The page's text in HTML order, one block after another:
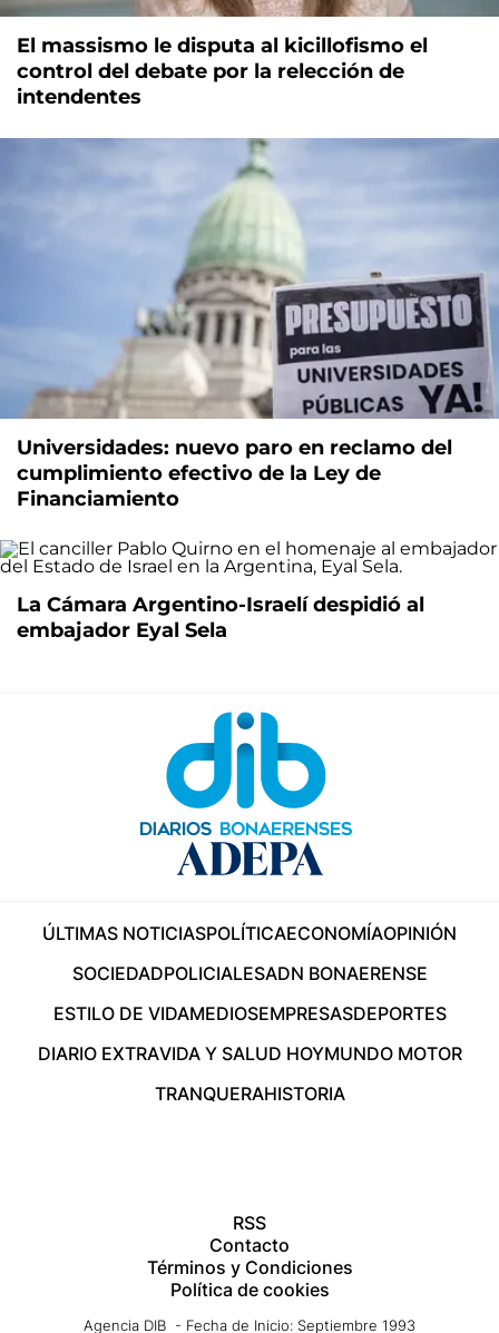
El massismo le disputa al kicillofismo el
control del debate por la relección de
intendentes
Universidades: nuevo paro en reclamo del
cumplimiento efectivo de la Ley de
Financiamiento
La Cámara Argentino-Israelí despidió al
embajador Eyal Sela
ÚLTIMAS NOTICIASPOLÍTICAECONOMÍAOPINIÓN
SOCIEDADPOLICIALESADN BONAERENSE
ESTILO DE VIDAMEDIOSEMPRESASDEPORTES
DIARIO EXTRAVIDA Y SALUD HOYMUNDO MOTOR
TRANQUERAHISTORIA
RSS
Contacto
Términos y Condiciones
Política de cookies
Agencia DIB - Fecha de Inicio: Septiembre 1993